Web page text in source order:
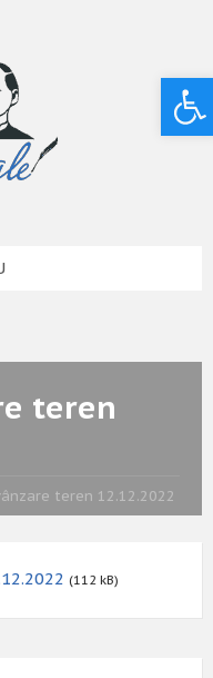
teren
teren 12.12.2022
(112 kB)
Deschide bara de unelte